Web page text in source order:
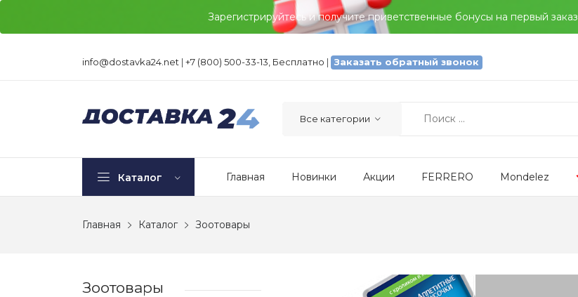
Зарегистрируйтесь и получите приветственные бонусы на первый заказ
info@dostavka24.net | +7 (800) 500-33-13, Бесплатно | Заказать обратный звонок
Каталог Главная Новинки Акции FERRERO Mondelez
Главная Каталог Зоотовары
Зоотовары